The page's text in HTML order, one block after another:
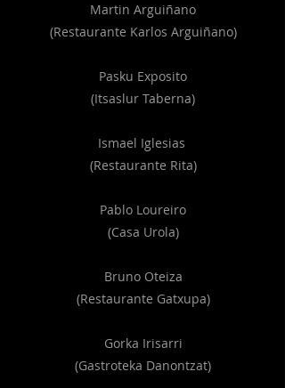
Martin Arguiñano
(Restaurante Karlos Arguiñano)
Pasku Exposito
(Itsaslur Taberna)
Ismael Iglesias
(Restaurante Rita)
Pablo Loureiro
(Casa Urola)
Bruno Oteiza
(Restaurante Gatxupa)
Gorka Irisarri
(Gastroteka Danontzat)